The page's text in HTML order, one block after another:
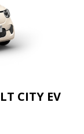
CITY EV